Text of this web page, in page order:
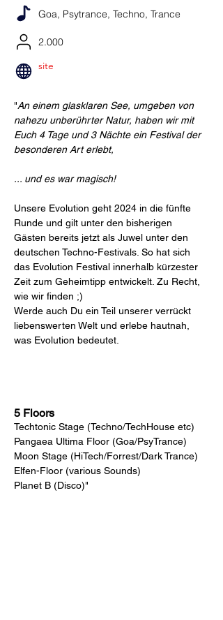
Goa, Psytrance, Techno, Trance
2.000
site
"An einem glasklaren See, umgeben von
nahezu unberührter Natur, haben wir mit
Euch 4 Tage und 3 Nächte ein Festival der
besonderen Art erlebt,
... und es war magisch!
Unsere Evolution geht 2024 in die fünfte
Runde und gilt unter den bisherigen
Gästen bereits jetzt als Juwel unter den
deutschen Techno-Festivals. So hat sich
das Evolution Festival innerhalb kürzester
Zeit zum Geheimtipp entwickelt. Zu Recht,
wie wir finden ;)
Werde auch Du ein Teil unserer verrückt
liebenswerten Welt und erlebe hautnah,
was Evolution bedeutet.
5 Floors
Techtonic Stage (Techno/TechHouse etc)
Pangaea Ultima Floor (Goa/PsyTrance)
Moon Stage (HiTech/Forrest/Dark Trance)
Elfen-Floor (various Sounds)
Planet B (Disco)"